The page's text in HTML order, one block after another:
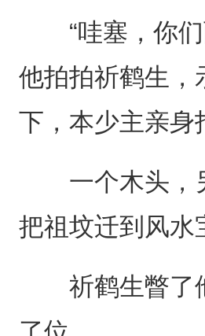
“哇塞，你们
他拍拍祈鹤生，
下，本少主亲身
一个木头，另
把祖坟迁到风水
祈鹤生瞥了他